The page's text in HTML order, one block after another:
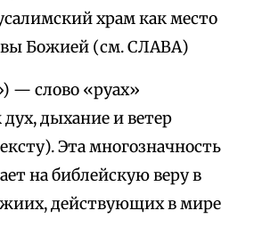
храм как место
Божией (см. СЛАВА)
— слово «руах»
дух, дыхание и ветер
Эта многозначность
на библейскую веру в
действующих в мире